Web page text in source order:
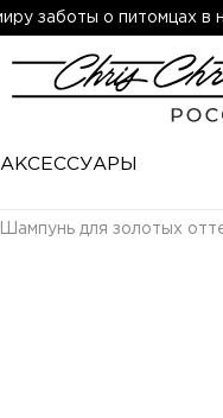
заботы о питомцах
АКСЕССУАРЫ
Шампунь для золотых